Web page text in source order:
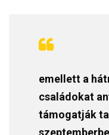
emellett a
családokat
támogatják